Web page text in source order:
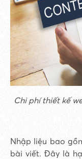
Chi phí thiết kế
Nhập liệu bao
bài viết. Đây là